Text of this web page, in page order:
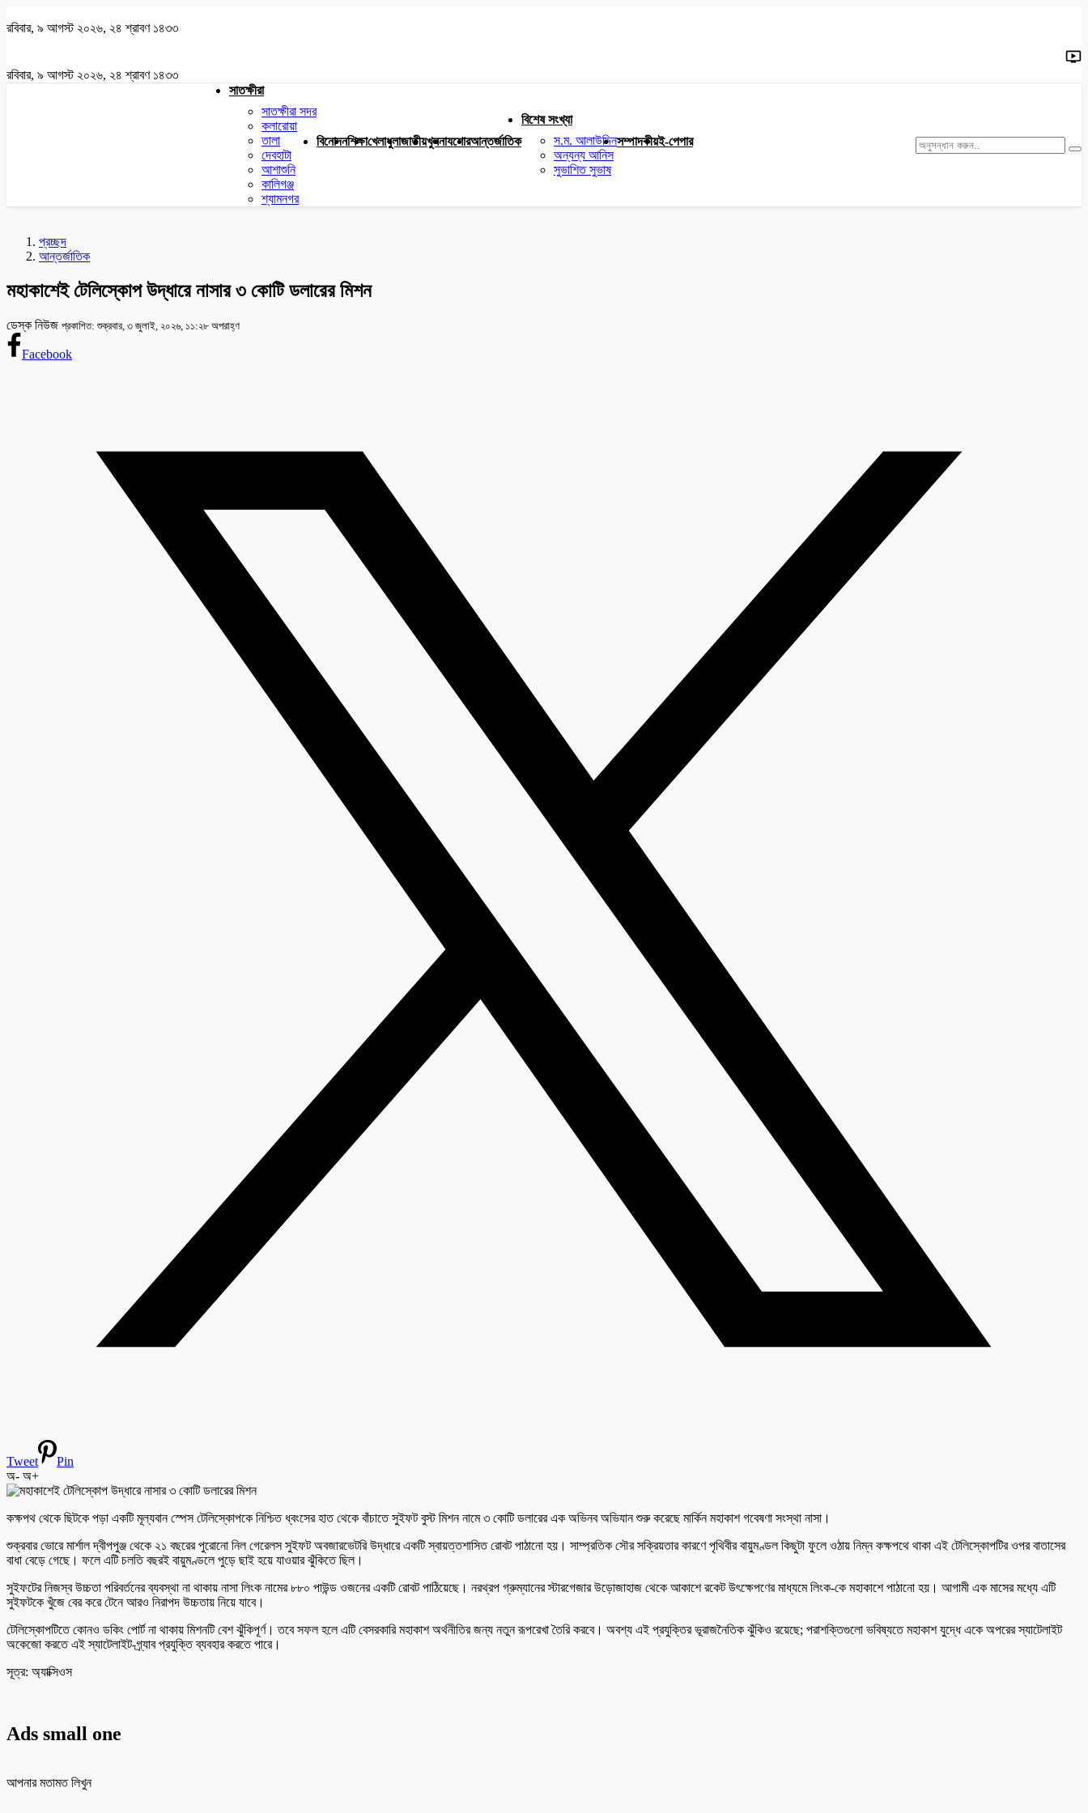
রবিবার, ৯ আগস্ট ২০২৬, ২৪ শ্রাবণ ১৪৩৩
রবিবার, ৯ আগস্ট ২০২৬, ২৪ শ্রাবণ ১৪৩৩
সাতক্ষীরা
সাতক্ষীরা সদর
কলারোয়া
তালা
দেবহাটা
আশাশুনি
কালিগঞ্জ
শ্যামনগর
বিনোদনশিক্ষাখেলাধুলাজাতীয়খুলনাযশোরআন্তর্জাতিক
বিশেষ সংখ্যা
স.ম. আলাউদ্দিন
অন্যন্য আনিস
সুভাশিত সুভাষ
সম্পাদকীয়ই-পেপার
প্রচ্ছদ
আন্তর্জাতিক
মহাকাশেই টেলিস্কোপ উদ্ধারে নাসার ৩ কোটি ডলারের মিশন
ডেস্ক নিউজ প্রকাশিত: শুক্রবার, ৩ জুলাই, ২০২৬, ১১:২৮ অপরাহ্ণ
Facebook
Tweet
Pin
অ- অ+
কক্ষপথ থেকে ছিটকে পড়া একটি মূল্যবান স্পেস টেলিস্কোপকে নিশ্চিত ধ্বংসের হাত থেকে বাঁচাতে সুইফট বুস্ট মিশন নামে ৩ কোটি ডলারের এক অভিনব অভিযান শুরু করেছে মার্কিন মহাকাশ গবেষণা সংস্থা নাসা।
শুক্রবার ভোরে মার্শাল দ্বীপপুঞ্জ থেকে ২১ বছরের পুরোনো নিল গেরেলস সুইফট অবজারভেটরি উদ্ধারে একটি স্বায়ত্তশাসিত রোবট পাঠানো হয়। সাম্প্রতিক সৌর সক্রিয়তার কারণে পৃথিবীর বায়ুমণ্ডল কিছুটা ফুলে ওঠায় নিম্ন কক্ষপথে থাকা এই টেলিস্কোপটির ওপর বাতাসের
বাধা বেড়ে গেছে। ফলে এটি চলতি বছরই বায়ুমণ্ডলে পুড়ে ছাই হয়ে যাওয়ার ঝুঁকিতে ছিল।
সুইফটের নিজস্ব উচ্চতা পরিবর্তনের ব্যবস্থা না থাকায় নাসা লিংক নামের ৮৮০ পাউন্ড ওজনের একটি রোবট পাঠিয়েছে। নরথ্রপ গ্রুম্যানের স্টারগেজার উড়োজাহাজ থেকে আকাশে রকেট উৎক্ষেপণের মাধ্যমে লিংক-কে মহাকাশে পাঠানো হয়। আগামী এক মাসের মধ্যে এটি
সুইফটকে খুঁজে বের করে টেনে আরও নিরাপদ উচ্চতায় নিয়ে যাবে।
টেলিস্কোপটিতে কোনও ডকিং পোর্ট না থাকায় মিশনটি বেশ ঝুঁকিপূর্ণ। তবে সফল হলে এটি বেসরকারি মহাকাশ অর্থনীতির জন্য নতুন রূপরেখা তৈরি করবে। অবশ্য এই প্রযুক্তির ভূরাজনৈতিক ঝুঁকিও রয়েছে; পরাশক্তিগুলো ভবিষ্যতে মহাকাশ যুদ্ধে একে অপরের স্যাটেলাইট
অকেজো করতে এই স্যাটেলাইট-গ্র্যাব প্রযুক্তি ব্যবহার করতে পারে।
সূত্র: অ্যাক্সিওস
Ads small one
আপনার মতামত লিখুন